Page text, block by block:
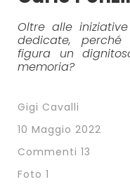
Oltre alle
dedicate,
figura un
memoria?
Gigi Cavalli
10 Maggio 2022
Commenti 13
Foto 1